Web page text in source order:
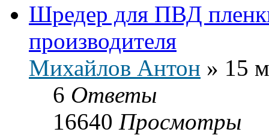
Шредер для ПВД
производителя
Михайлов Антон » 15
6 Ответы
16640 Просмотры